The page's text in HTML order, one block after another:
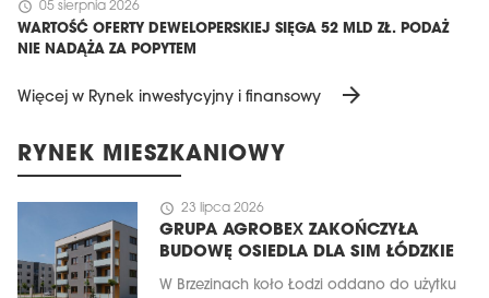
schedule 05 sierpnia 2026
WARTOŚĆ OFERTY DEWELOPERSKIEJ SIĘGA 52 MLD ZŁ. PODAŻ
NIE NADĄŻA ZA POPYTEM
Więcej w Rynek inwestycyjny i finansowy arrow_forward
RYNEK MIESZKANIOWY
schedule 23 lipca 2026
GRUPA AGROBEX ZAKOŃCZYŁA
BUDOWĘ OSIEDLA DLA SIM ŁÓDZKIE
W Brzezinach koło Łodzi oddano do użytku